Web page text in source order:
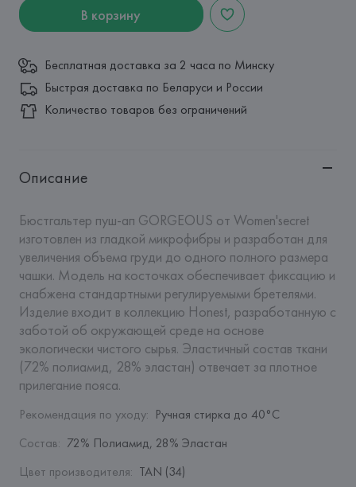
В корзину
Бесплатная доставка за 2 часа по Минску
Быстрая доставка по Беларуси и России
Количество товаров без ограничений
Описание
Бюстгальтер пуш-ап GORGEOUS от Women'secret
изготовлен из гладкой микрофибры и разработан для
увеличения объема груди до одного полного размера
чашки. Модель на косточках обеспечивает фиксацию и
снабжена стандартными регулируемыми бретелями.
Изделие входит в коллекцию Honest, разработанную с
заботой об окружающей среде на основе
экологически чистого сырья. Эластичный состав ткани
(72% полиамид, 28% эластан) отвечает за плотное
прилегание пояса.
Рекомендация по уходу: Ручная стирка до 40°C
Состав: 72% Полиамид, 28% Эластан
Цвет производителя: TAN (34)